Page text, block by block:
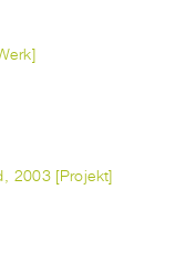
2003 [Projekt]